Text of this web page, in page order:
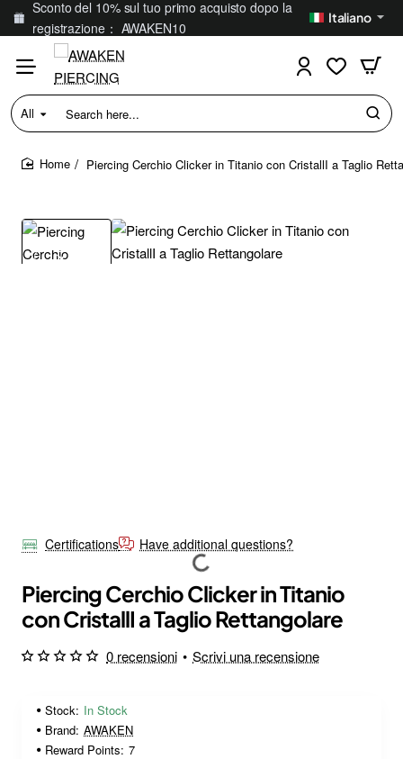
Sconto del 10% sul tuo primo acquisto dopo la
registrazione： AWAKEN10
Italiano
All
Search
here...
Piercing Cerchio Clicker in Titanio con CristallI a Taglio
Certifications Have additional questions?
Piercing Cerchio Clicker in Titanio
con CristallI a Taglio Rettangolare
Stock: In Stock
Brand: AWAKEN
Reward Points: 7
0 recensioni • Scrivi una recensione